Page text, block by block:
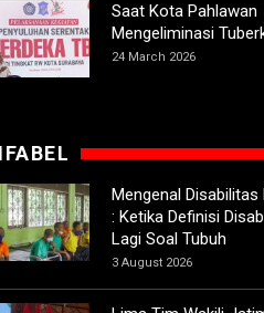
Saat Kota Pahlawan
Mengeliminasi
24 March 2026
Mengenal
: Ketika Definisi
Lagi Soal Tubuh
3 August 2026